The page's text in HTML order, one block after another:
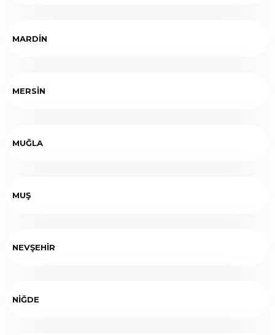
MARDİN
MERSİN
MUĞLA
MUŞ
NEVŞEHİR
NİĞDE